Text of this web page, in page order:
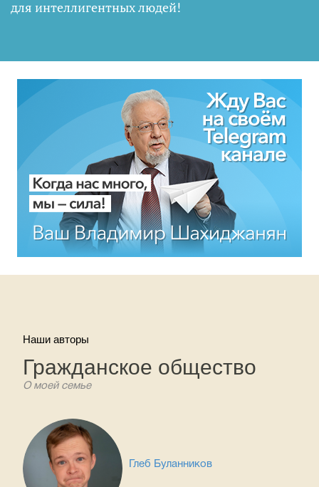
для интеллигентных людей!
Наши авторы
Гражданское общество
О моей семье
Глеб Буланников